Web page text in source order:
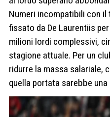
Numeri incompatibili con
fissato da De Laurentiis
milioni lordi complessivi,
stagione attuale. Per un
ridurre la massa salariale,
quella portata sarebbe